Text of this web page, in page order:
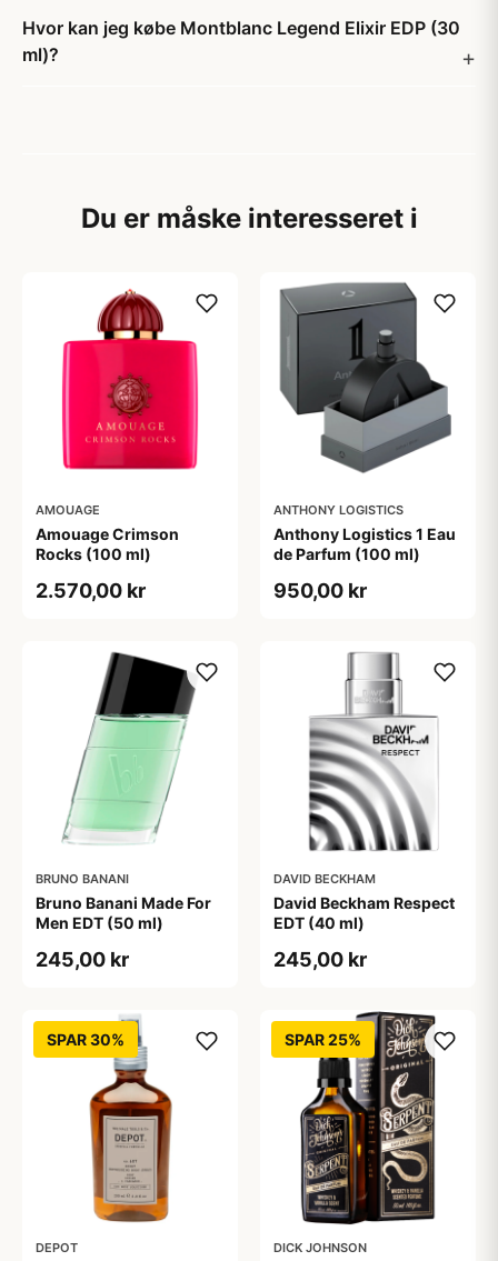
Hvor kan jeg købe Montblanc Legend Elixir EDP (30
ml)?
Du er måske interesseret i
AMOUAGE
Amouage Crimson
Rocks (100 ml)
2.570,00 kr
ANTHONY LOGISTICS
Anthony Logistics 1 Eau
de Parfum (100 ml)
950,00 kr
BRUNO BANANI
Bruno Banani Made For
Men EDT (50 ml)
245,00 kr
DAVID BECKHAM
David Beckham Respect
EDT (40 ml)
245,00 kr
SPAR 30%
DEPOT
SPAR 25%
DICK JOHNSON